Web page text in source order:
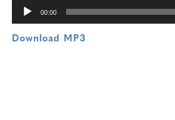
00:00
Download MP3